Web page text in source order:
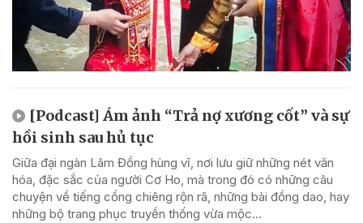
[Podcast] Ám ảnh “Trả nợ xương cốt” và sự
hồi sinh sau hủ tục
Giữa đại ngàn Lâm Đồng hùng vĩ, nơi lưu giữ những nét văn
hóa, đặc sắc của người Cơ Ho, mà trong đó có những câu
chuyện về tiếng cồng chiêng rộn rã, những bài đồng dao, hay
những bộ trang phục truyền thống vừa mộc...